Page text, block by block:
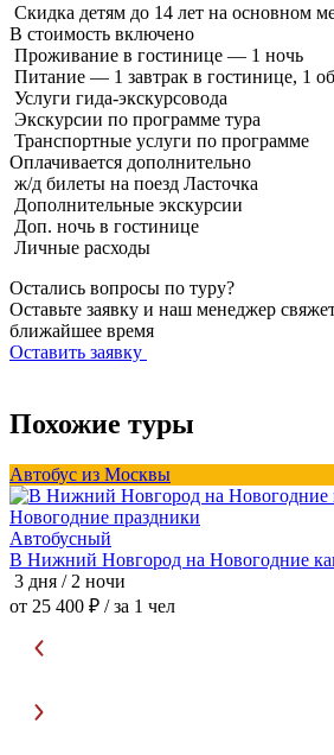
Скидка детям до 14 лет на основном
В стоимость включено
Проживание в гостинице — 1 ночь
Питание — 1 завтрак в гостинице, 1
Услуги гида-экскурсовода
Экскурсии по программе тура
Транспортные услуги по программе
Оплачивается дополнительно
ж/д билеты на поезд Ласточка
Дополнительные экскурсии
Доп. ночь в гостинице
Личные расходы
Остались вопросы по туру?
Оставьте заявку и наш менеджер
ближайшее время
Оставить заявку
Похожие туры
Автобус из Москвы
Новогодние праздники
Автобусный
В Нижний Новгород на Новогодние
3 дня / 2 ночи
от 25 400 ₽ / за 1 чел